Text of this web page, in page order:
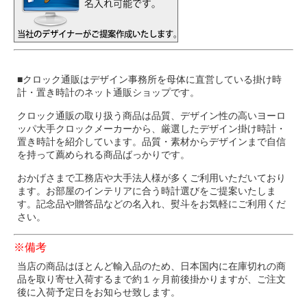
■クロック通販はデザイン事務所を母体に直営している掛け時
計・置き時計のネット通販ショップです。
クロック通販の取り扱う商品は品質、デザイン性の高いヨーロ
ッパ大手クロックメーカーから、厳選したデザイン掛け時計・
置き時計を紹介しています。品質・素材からデザインまで自信
を持って薦められる商品ばっかりです。
おかげさまで工務店や大手法人様が多くご利用いただいており
ます。お部屋のインテリアに合う時計選びをご提案いたしま
す。記念品や贈答品などの名入れ、熨斗をお気軽にご利用くだ
さい。
※備考
当店の商品はほとんど輸入品のため、日本国内に在庫切れの商
品を取り寄せ入荷するまで約１ヶ月前後掛かりますが、ご注文
後に入荷予定日をお知らせ致します。